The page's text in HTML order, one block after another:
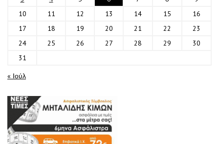
10
11 12 13 14 15
16
17
18 19 20 21 22
23
24
25 26 27 28 29
30
31
« Ιούλ